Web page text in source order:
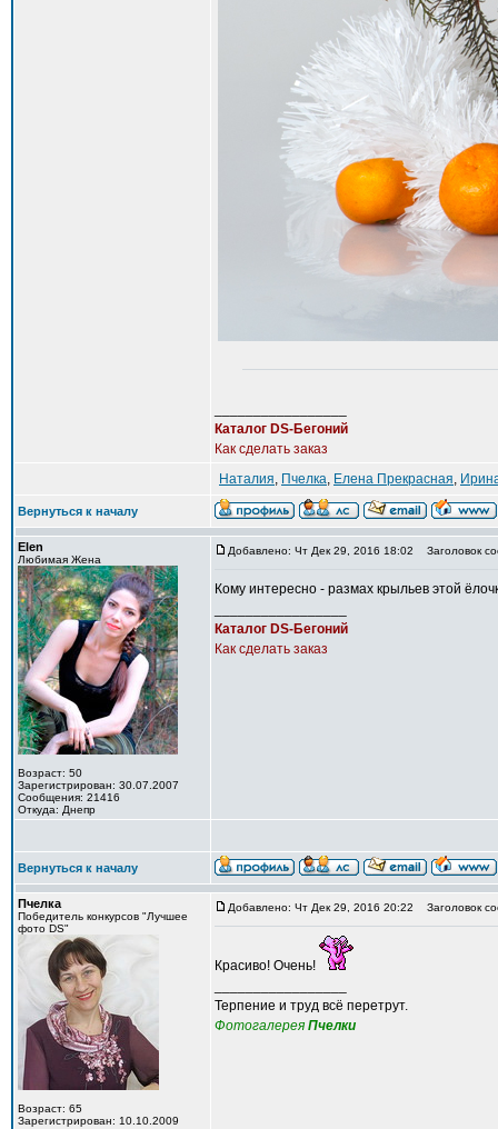
Каталог DS-Бегоний
Как сделать заказ
Наталия, Пчелка, Елена Прекрасная,
Вернуться к началу
Elen
Любимая Жена
Возраст: 50
Зарегистрирован: 30.07.2007
Сообщения: 21416
Откуда: Днепр
Добавлено: Чт Дек 29, 2016 18:02 Заголовок
Кому интересно - размах крыльев этой
Каталог DS-Бегоний
Как сделать заказ
Вернуться к началу
Пчелка
Победитель конкурсов "Лучшее
фото DS"
Возраст: 65
Зарегистрирован: 10.10.2009
Добавлено: Чт Дек 29, 2016 20:22 Заголовок
Красиво! Очень!
Терпение и труд всё перетрут.
Фотогалерея Пчелки